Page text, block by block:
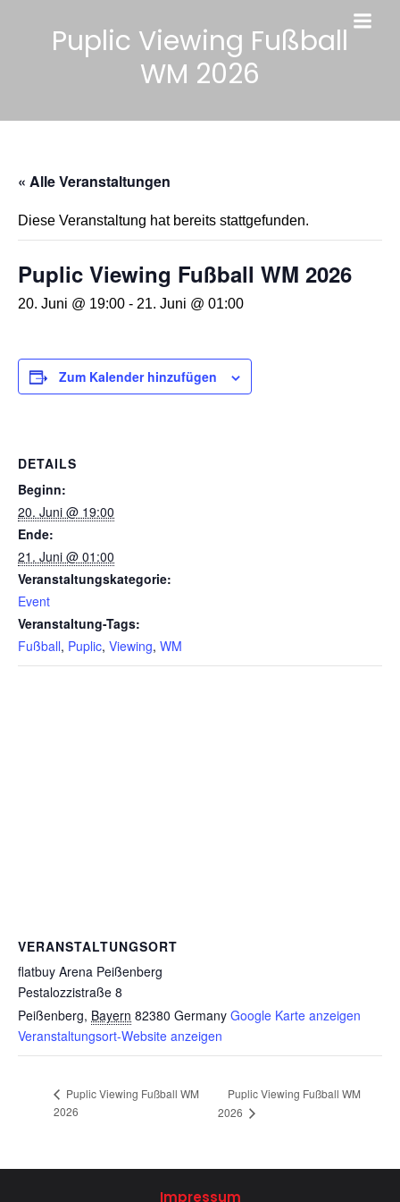
Puplic Viewing Fußball
WM 2026
« Alle Veranstaltungen
Diese Veranstaltung hat bereits stattgefunden.
Puplic Viewing Fußball WM 2026
20. Juni @ 19:00 - 21. Juni @ 01:00
Zum Kalender hinzufügen
DETAILS
Beginn:
20. Juni @ 19:00
Ende:
21. Juni @ 01:00
Veranstaltungskategorie:
Event
Veranstaltung-Tags:
Fußball, Puplic, Viewing, WM
VERANSTALTUNGSORT
flatbuy Arena Peißenberg
Pestalozzistraße 8
Peißenberg, Bayern 82380 Germany Google Karte anzeigen
Veranstaltungsort-Website anzeigen
Puplic Viewing Fußball WM
2026
Puplic Viewing Fußball WM
2026
Impressum